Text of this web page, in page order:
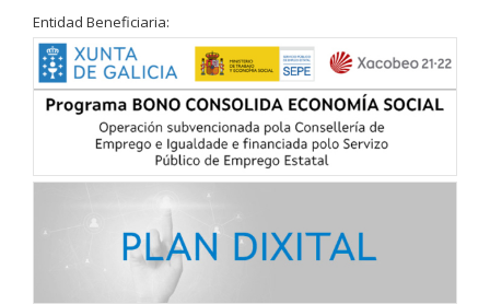
Entidad Beneficiaria: